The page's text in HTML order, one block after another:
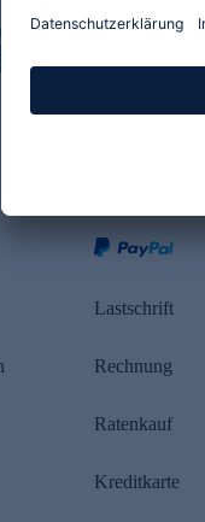
Lastschrift
Rechnung
Ratenkauf
Kreditkarte